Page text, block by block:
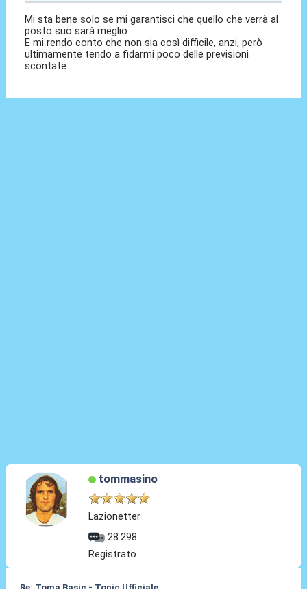
Mi sta bene solo se mi garantisci che quello che verrà al
posto suo sarà meglio.
E mi rendo conto che non sia così difficile, anzi, però
ultimamente tendo a fidarmi poco delle previsioni
scontate.
tommasino
Lazionetter
28.298
Registrato